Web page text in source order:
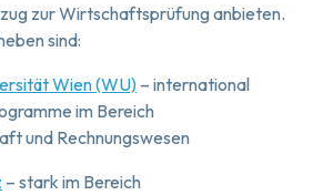
zur Wirtschaftsprüfung anbieten.
sind:
Wien (WU) – international
im Bereich
und Rechnungswesen
– stark im Bereich